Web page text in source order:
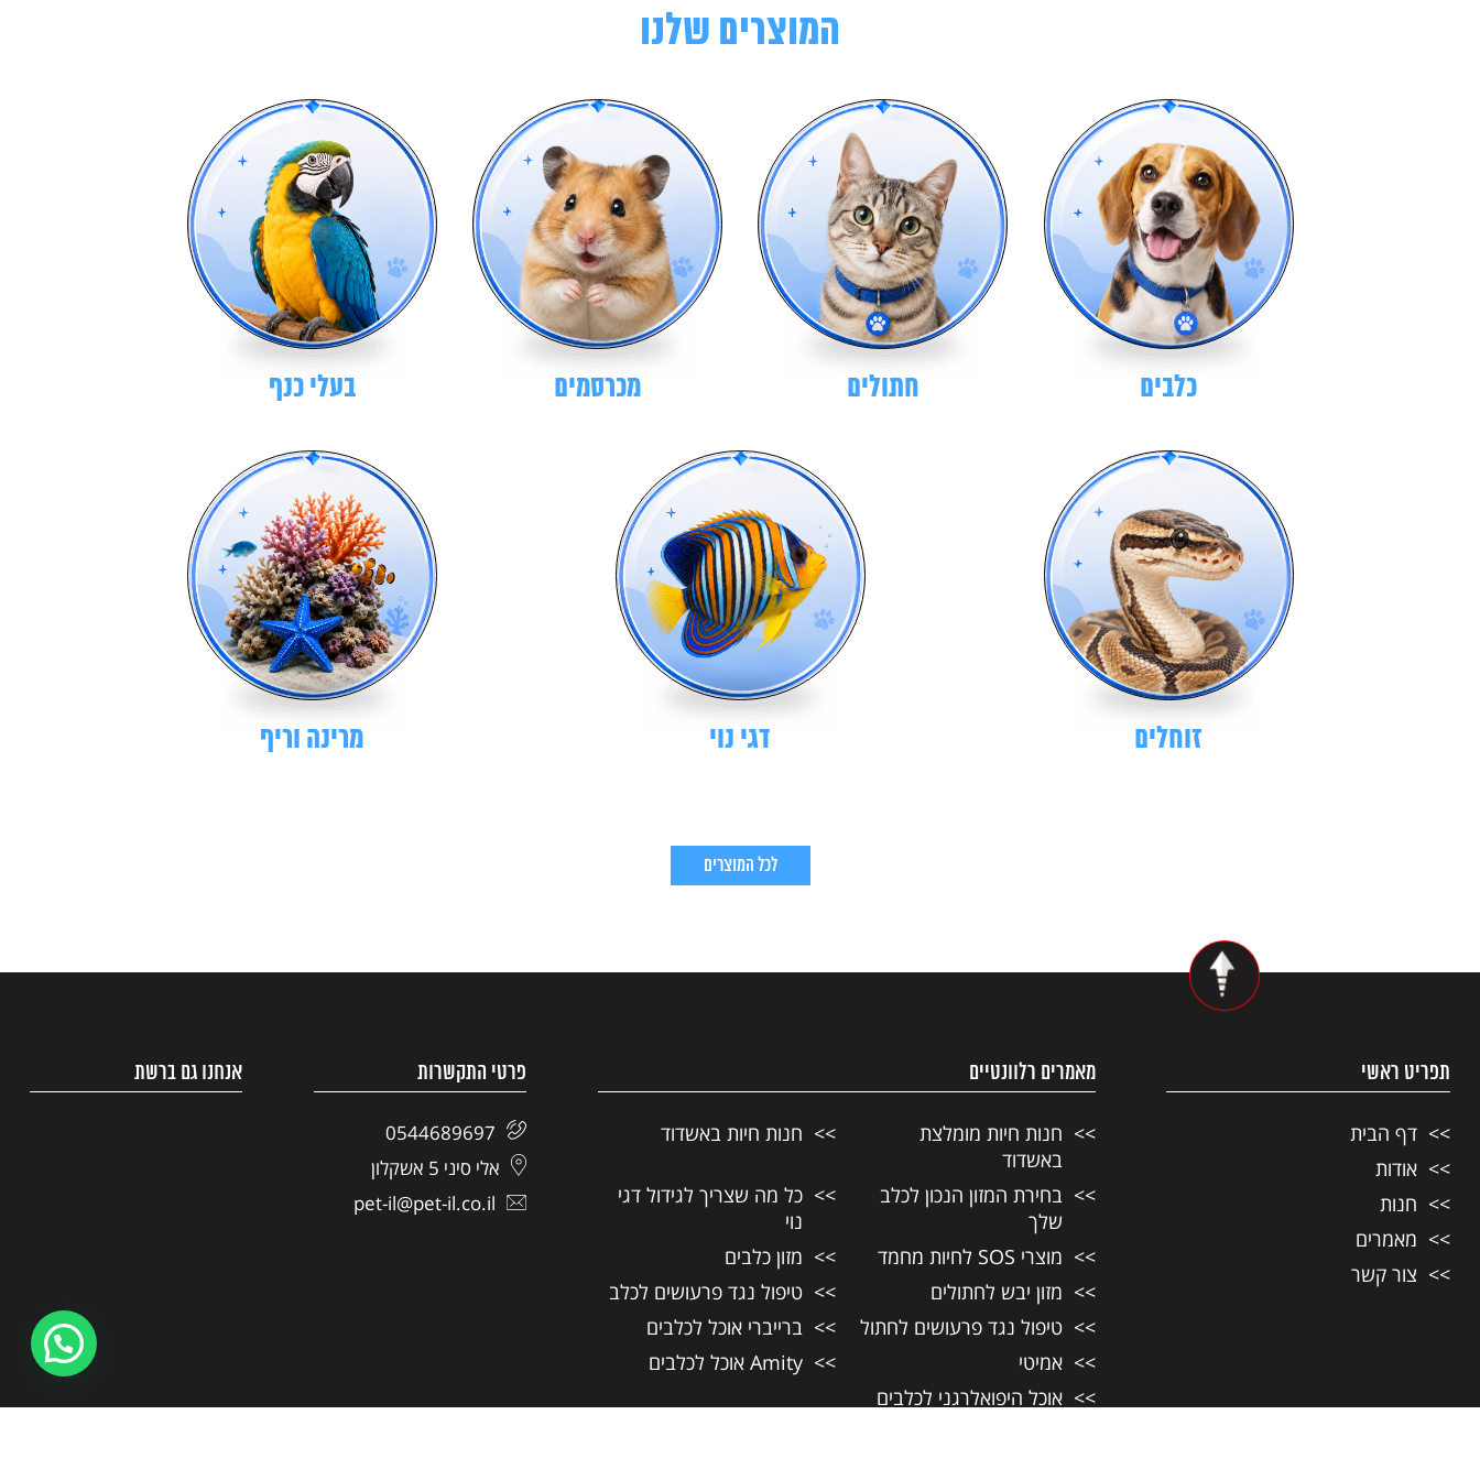
המוצרים שלנו
כלבים חתולים מכרסמים בעלי כנף
זוחלים דגי נוי מרינה וריף
לכל המוצרים
תפריט ראשי
דף הבית
אודות
חנות
מאמרים
צור קשר
מאמרים רלוונטיים
חנות חיות מומלצת
באשדוד
חנות חיות באשדוד
בחירת המזון הנכון לכלב
שלך
כל מה שצריך לגידול דגי
נוי
מוצרי SOS לחיות מחמד
מזון כלבים
מזון יבש לחתולים
טיפול נגד פרעושים לכלב
טיפול נגד פרעושים לחתול
ברייברי אוכל לכלבים
אמיטי
Amity אוכל לכלבים
אוכל היפואלרגני לכלבים
פרטי התקשרות
0544689697
אלי סיני 5 אשקלון
pet-il@pet-il.co.il
אנחנו גם ברשת